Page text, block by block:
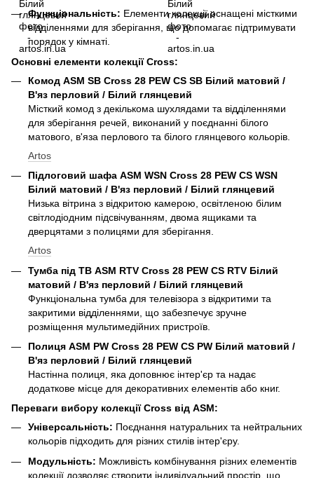
Функціональність: Елементи колекції оснащені місткими
відділеннями для зберігання, що допомагає підтримувати
порядок у кімнаті.
Основні елементи колекції Cross:
Комод ASM SB Cross 28 PEW CS SB Білий матовий /
В'яз перловий / Білий глянцевий
Місткий комод з декількома шухлядами та відділеннями
для зберігання речей, виконаний у поєднанні білого
матового, в'яза перлового та білого глянцевого кольорів.
Artos
Підлоговий шафа ASM WSN Cross 28 PEW CS WSN
Білий матовий / В'яз перловий / Білий глянцевий
Низька вітрина з відкритою камерою, освітленою білим
світлодіодним підсвічуванням, двома ящиками та
дверцятами з полицями для зберігання.
Artos
Тумба під ТВ ASM RTV Cross 28 PEW CS RTV Білий
матовий / В'яз перловий / Білий глянцевий
Функціональна тумба для телевізора з відкритими та
закритими відділеннями, що забезпечує зручне
розміщення мультимедійних пристроїв.
Полиця ASM PW Cross 28 PEW CS PW Білий матовий /
В'яз перловий / Білий глянцевий
Настінна полиця, яка доповнює інтер'єр та надає
додаткове місце для декоративних елементів або книг.
Переваги вибору колекції Cross від ASM:
Універсальність: Поєднання натуральних та нейтральних
кольорів підходить для різних стилів інтер'єру.
Модульність: Можливість комбінування різних елементів
колекції дозволяє створити індивідуальний простір, що